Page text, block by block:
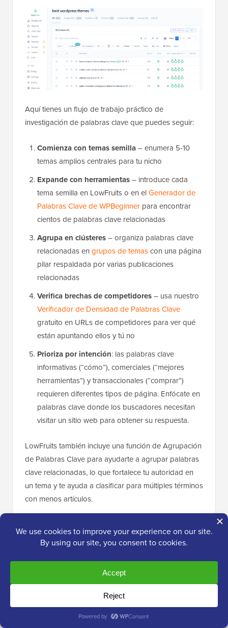
Aquí tienes un flujo de trabajo práctico de
investigación de palabras clave que puedes seguir:
Comienza con temas semilla– enumera 5-10
temas amplios centrales para tu nicho
Expande con herramientas– introduce cada
tema semilla en LowFruits o en elGenerador de
Palabras Clave de WPBeginner para encontrar
cientos de palabras clave relacionadas
Agrupa en clústeres– organiza palabras clave
relacionadas en grupos de temascon una página
pilar respaldada por varias publicaciones
relacionadas
Verifica brechas de competidores– usa nuestro
Verificador de Densidad de Palabras Clave
gratuito en URLs de competidores para ver qué
están apuntando ellos y tú no
Prioriza por intención: las palabras clave
informativas (“cómo”), comerciales (“mejores
herramientas”) y transaccionales (“comprar”)
requieren diferentes tipos de página. Enfócate en
palabras clave donde los buscadores necesitan
visitar un sitio web para obtener su respuesta.
LowFruits también incluye una función de Agrupación
de Palabras Clave para ayudarte a agrupar palabras
clave relacionadas, lo que fortalece tu autoridad en
un tema y te ayuda a clasificar para múltiples términos
con menos artículos.
creamos nosotros mismos:
Generador de Palabras Clave de WPBeginner–
genera más de 300 ideas de palabras clave al
instante a partir de cualquier término semilla
Comprobador de Densidad de Palabras Clave–
revela qué palabras clave están dirigiendo tus